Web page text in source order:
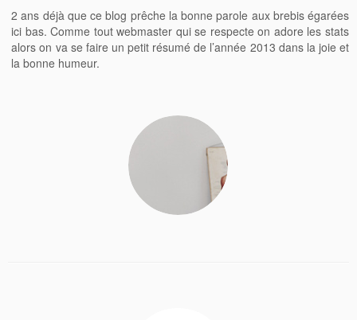
2 ans déjà que ce blog prêche la bonne parole aux brebis égarées
ici bas. Comme tout webmaster qui se respecte on adore les stats
alors on va se faire un petit résumé de l’année 2013 dans la joie et
la bonne humeur.